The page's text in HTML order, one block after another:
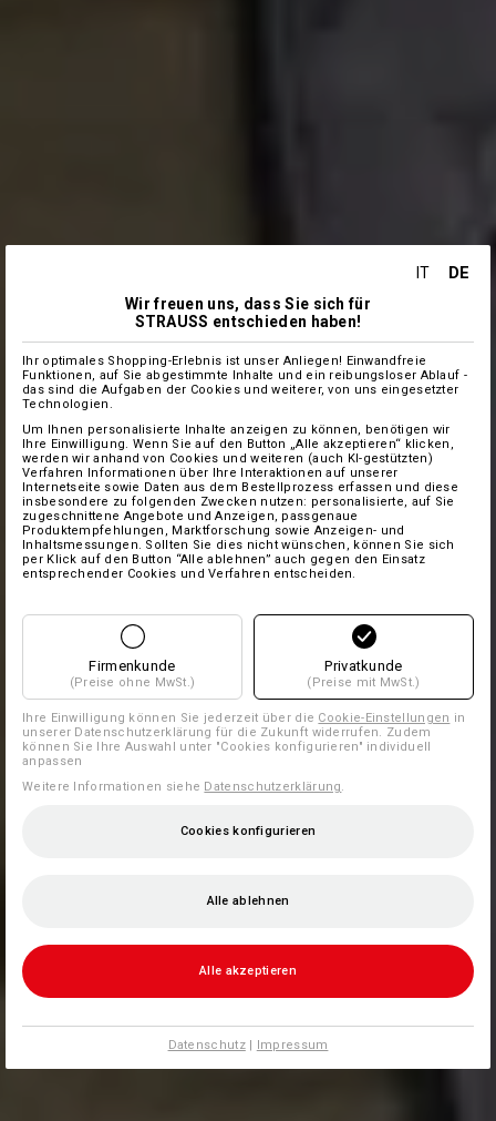
IT DE
Wir freuen uns, dass Sie sich für
STRAUSS entschieden haben!
Ihr optimales Shopping-Erlebnis ist unser Anliegen! Einwandfreie
Funktionen, auf Sie abgestimmte Inhalte und ein reibungsloser Ablauf -
das sind die Aufgaben der Cookies und weiterer, von uns eingesetzter
Technologien.
Um Ihnen personalisierte Inhalte anzeigen zu können, benötigen wir
Ihre Einwilligung. Wenn Sie auf den Button „Alle akzeptieren“ klicken,
werden wir anhand von Cookies und weiteren (auch KI-gestützten)
Verfahren Informationen über Ihre Interaktionen auf unserer
Internetseite sowie Daten aus dem Bestellprozess erfassen und diese
insbesondere zu folgenden Zwecken nutzen: personalisierte, auf Sie
zugeschnittene Angebote und Anzeigen, passgenaue
Produktempfehlungen, Marktforschung sowie Anzeigen- und
Inhaltsmessungen. Sollten Sie dies nicht wünschen, können Sie sich
per Klick auf den Button “Alle ablehnen” auch gegen den Einsatz
entsprechender Cookies und Verfahren entscheiden.
Firmenkunde
(Preise ohne MwSt.)
Privatkunde
(Preise mit MwSt.)
Ihre Einwilligung können Sie jederzeit über die Cookie-Einstellungen in
unserer Datenschutzerklärung für die Zukunft widerrufen. Zudem
können Sie Ihre Auswahl unter "Cookies konfigurieren" individuell
anpassen
Weitere Informationen siehe Datenschutzerklärung
Cookies konfigurieren
Alle ablehnen
Alle akzeptieren
Datenschutz| Impressum